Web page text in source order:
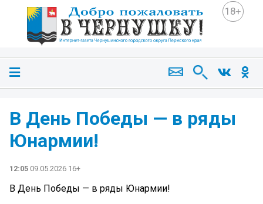
18+
В День Победы — в ряды
Юнармии!
12:05 09.05.2026 16+
В День Победы — в ряды Юнармии!